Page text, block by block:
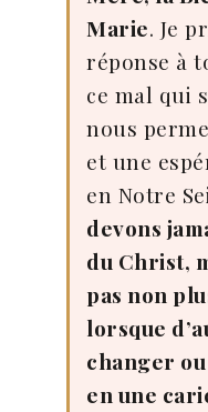
Marie. Je
réponse à
ce mal qui
nous
et une
en Notre
devons
du Christ,
pas non
lorsque
changer
en une